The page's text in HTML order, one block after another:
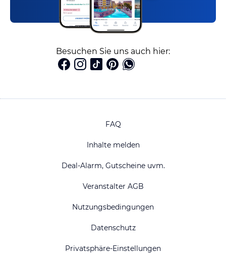
Besuchen Sie uns auch hier:
FAQ
Inhalte melden
Deal-Alarm, Gutscheine uvm.
Veranstalter AGB
Nutzungsbedingungen
Datenschutz
Privatsphäre-Einstellungen